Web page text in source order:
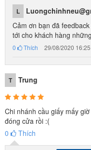
Một số hình ảnh
L
Cảm ơn bạn đã
tới cho khách hàng
0 Thích 29/08/2020 16:25
T Trung
Chi nhánh cầu giấy mấy
đóng cửa rồi :(
0
Thích